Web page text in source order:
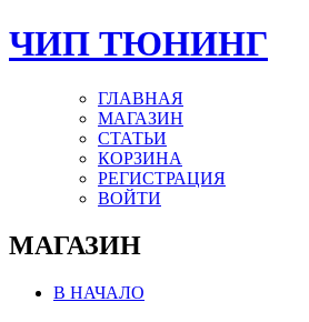
ЧИП ТЮНИНГ
ГЛАВНАЯ
МАГАЗИН
СТАТЬИ
КОРЗИНА
РЕГИСТРАЦИЯ
ВОЙТИ
МАГАЗИН
В НАЧАЛО